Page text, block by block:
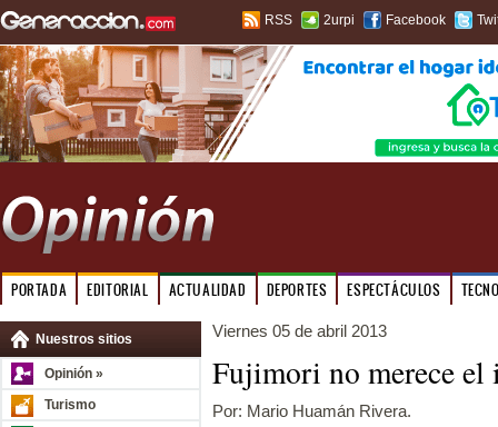
RSS 2urpi Facebook
PORTADA EDITORIAL ACTUALIDAD DEPORTES ESPECTÁCULOS
Nuestros sitios
Opinión »
Turismo
Viernes 05 de abril 2013
Fujimori no merece
Por: Mario Huamán Rivera.